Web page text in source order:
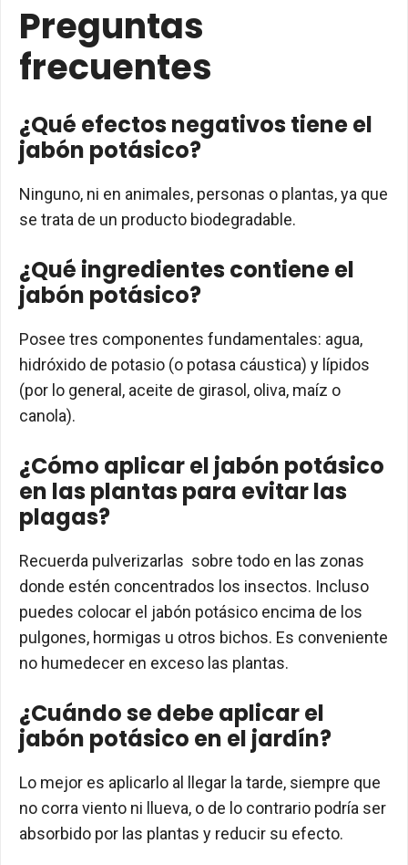
Preguntas
frecuentes
¿Qué efectos negativos tiene el
jabón potásico?
Ninguno, ni en animales, personas o plantas, ya que
se trata de un producto biodegradable.
¿Qué ingredientes contiene el
jabón potásico?
Posee tres componentes fundamentales: agua,
hidróxido de potasio (o potasa cáustica) y lípidos
(por lo general, aceite de girasol, oliva, maíz o
canola).
¿Cómo aplicar el jabón potásico
en las plantas para evitar las
plagas?
Recuerda pulverizarlas sobre todo en las zonas
donde estén concentrados los insectos. Incluso
puedes colocar el jabón potásico encima de los
pulgones, hormigas u otros bichos. Es conveniente
no humedecer en exceso las plantas.
¿Cuándo se debe aplicar el
jabón potásico en el jardín?
Lo mejor es aplicarlo al llegar la tarde, siempre que
no corra viento ni llueva, o de lo contrario podría ser
absorbido por las plantas y reducir su efecto.